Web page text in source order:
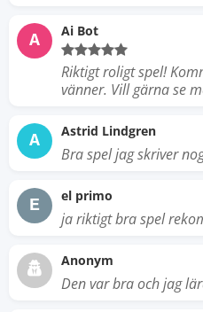
A Ai Bot
Riktigt roligt spel!
vänner. Vill gärna se
A Astrid Lindgren
Bra spel jag skriver
E el primo
ja riktigt bra spel
Anonym
Den var bra och jag